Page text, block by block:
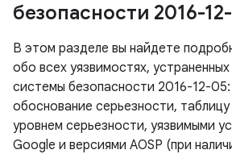
безопасности 2016-
В этом разделе вы найдете
обо всех уязвимостях,
системы безопасности 2016-12-
обоснование серьезности,
уровнем серьезности, уязвимыми
Google и версиями AOSP (при